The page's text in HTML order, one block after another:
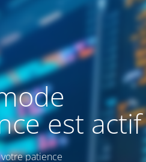
est actif
patience